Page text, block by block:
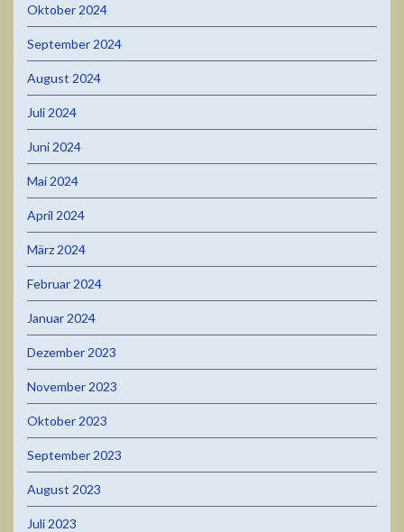
Oktober 2024
September 2024
August 2024
Juli 2024
Juni 2024
Mai 2024
April 2024
März 2024
Februar 2024
Januar 2024
Dezember 2023
November 2023
Oktober 2023
September 2023
August 2023
Juli 2023